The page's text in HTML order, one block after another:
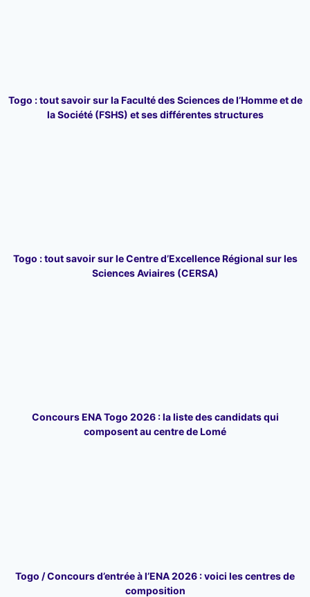
Togo : tout savoir sur la Faculté des Sciences de l’Homme et de
la Société (FSHS) et ses différentes structures
Togo : tout savoir sur le Centre d’Excellence Régional sur les
Sciences Aviaires (CERSA)
Concours ENA Togo 2026 : la liste des candidats qui
composent au centre de Lomé
Togo / Concours d’entrée à l’ENA 2026 : voici les centres de
composition